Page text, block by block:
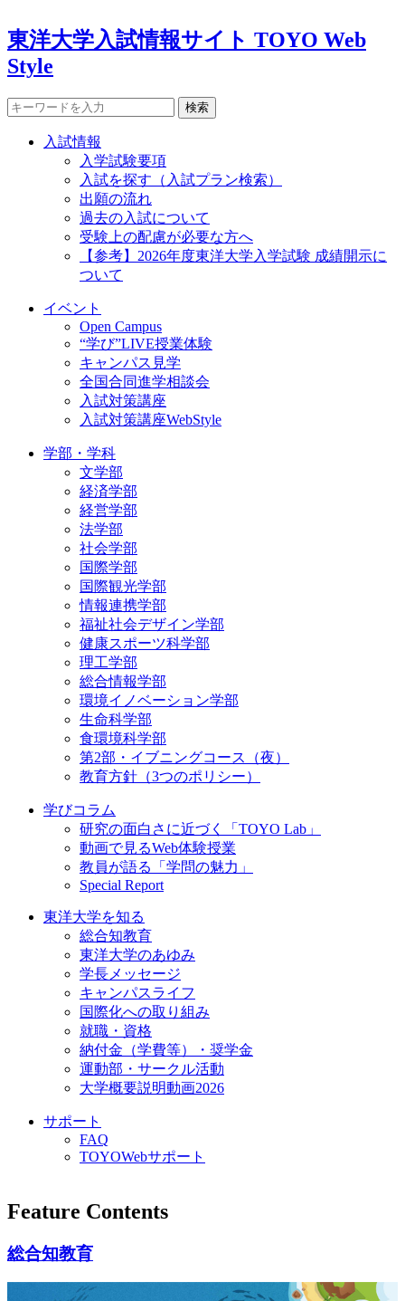
東洋大学入試情報サイト TOYO Web
Style
検索
入試情報
入学試験要項
入試を探す（入試プラン検索）
出願の流れ
過去の入試について
受験上の配慮が必要な方へ
【参考】2026年度東洋大学入学試験 成績開示に
ついて
イベント
Open Campus
“学び”LIVE授業体験
キャンパス見学
全国合同進学相談会
入試対策講座
入試対策講座WebStyle
学部・学科
文学部
経済学部
経営学部
法学部
社会学部
国際学部
国際観光学部
情報連携学部
福祉社会デザイン学部
健康スポーツ科学部
理工学部
総合情報学部
環境イノベーション学部
生命科学部
食環境科学部
第2部・イブニングコース（夜）
教育方針（3つのポリシー）
学びコラム
研究の面白さに近づく「TOYO Lab」
動画で見るWeb体験授業
教員が語る「学問の魅力」
Special Report
東洋大学を知る
総合知教育
東洋大学のあゆみ
学長メッセージ
キャンパスライフ
国際化への取り組み
就職・資格
納付金（学費等）・奨学金
運動部・サークル活動
大学概要説明動画2026
サポート
FAQ
TOYOWebサポート
Feature Contents
総合知教育